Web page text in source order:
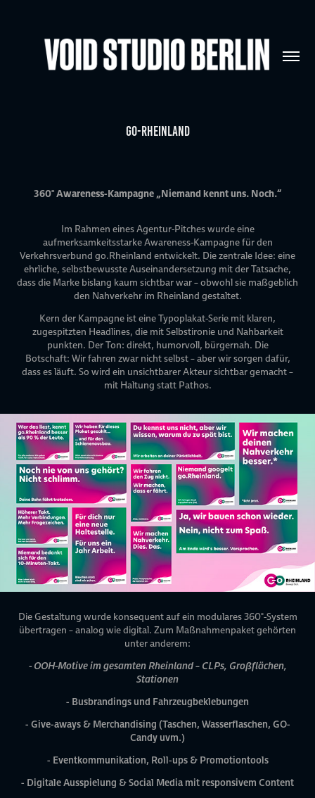
GO-Rheinland
360° Awareness-Kampagne „Niemand kennt uns. Noch.“
Im Rahmen eines Agentur-Pitches wurde eine
aufmerksamkeitsstarke Awareness-Kampagne für den
Verkehrsverbund go.Rheinland entwickelt. Die zentrale Idee: eine
ehrliche, selbstbewusste Auseinandersetzung mit der Tatsache,
dass die Marke bislang kaum sichtbar war – obwohl sie maßgeblich
den Nahverkehr im Rheinland gestaltet.
Kern der Kampagne ist eine Typoplakat-Serie mit klaren,
zugespitzten Headlines, die mit Selbstironie und Nahbarkeit
punkten. Der Ton: direkt, humorvoll, bürgernah. Die
Botschaft: Wir fahren zwar nicht selbst – aber wir sorgen dafür,
dass es läuft. So wird ein unsichtbarer Akteur sichtbar gemacht –
mit Haltung statt Pathos.
Die Gestaltung wurde konsequent auf ein modulares 360°-System
übertragen – analog wie digital. Zum Maßnahmenpaket gehörten
unter anderem:
- OOH-Motive im gesamten Rheinland – CLPs, Großflächen,
Stationen
- Busbrandings und Fahrzeugbeklebungen
- Give-aways & Merchandising (Taschen, Wasserflaschen, GO-
Candy uvm.)
- Eventkommunikation, Roll-ups & Promotiontools
- Digitale Ausspielung & Social Media mit responsivem Content